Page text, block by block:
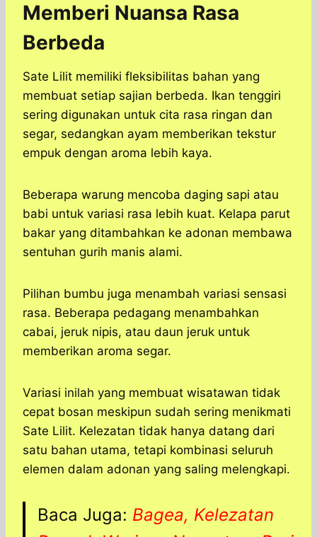
Memberi Nuansa Rasa
Berbeda
Sate Lilit memiliki fleksibilitas bahan yang
membuat setiap sajian berbeda. Ikan tenggiri
sering digunakan untuk cita rasa ringan dan
segar, sedangkan ayam memberikan tekstur
empuk dengan aroma lebih kaya.
Beberapa warung mencoba daging sapi atau
babi untuk variasi rasa lebih kuat. Kelapa parut
bakar yang ditambahkan ke adonan membawa
sentuhan gurih manis alami.
Pilihan bumbu juga menambah variasi sensasi
rasa. Beberapa pedagang menambahkan
cabai, jeruk nipis, atau daun jeruk untuk
memberikan aroma segar.
Variasi inilah yang membuat wisatawan tidak
cepat bosan meskipun sudah sering menikmati
Sate Lilit. Kelezatan tidak hanya datang dari
satu bahan utama, tetapi kombinasi seluruh
elemen dalam adonan yang saling melengkapi.
Baca Juga: ​Bagea, Kelezatan